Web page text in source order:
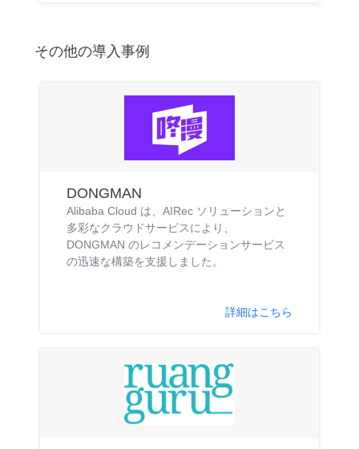
その他の導入事例
DONGMAN
Alibaba Cloud は、AIRec ソリューションと
多彩なクラウドサービスにより、
DONGMAN のレコメンデーションサービス
の迅速な構築を支援しました。
詳細はこちら